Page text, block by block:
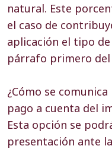
natural. Este
el caso de
aplicación el tipo
párrafo primero del
¿Cómo se
pago a cuenta del
Esta opción se
presentación ante